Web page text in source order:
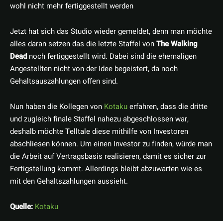
wohl nicht mehr fertiggestellt werden
Jetzt hat sich das Studio wieder gemeldet, denn man möchte
alles daran setzen das die letzte Staffel vonThe Walking
Deadnoch fertiggestellt wird. Dabei sind die ehemaligen
Angestellten nicht von der Idee begeistert, da noch
Gehaltsauszahlungen offen sind.
Nun haben die Kollegen von Kotakuerfahren, dass die dritte
und zugleich finale Staffel nahezu abgeschlossen war,
deshalb möchte Telltale diese mithilfe von Investoren
abschliesen können. Um einen Investor zu finden, würde man
die Arbeit auf Vertragsbasis realisieren, damit es sicher zur
Fertigstellung kommt. Allerdings bleibt abzuwarten wie es
mit den Gehaltszahlungen aussieht.
Quelle: Kotaku